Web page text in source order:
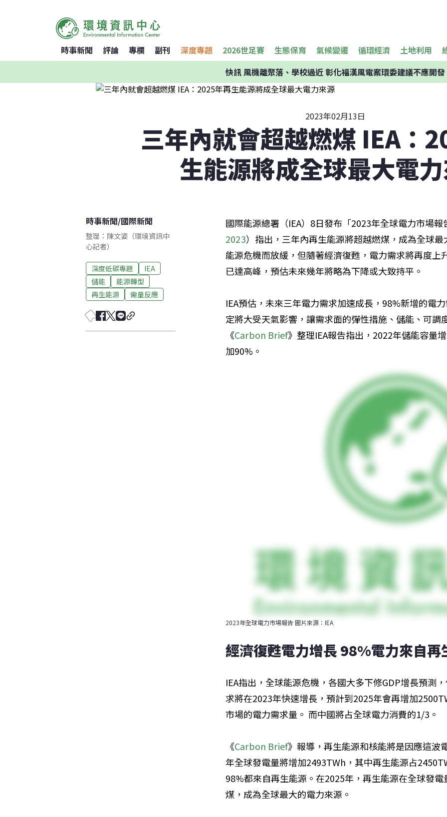
時事新聞 評論 專欄 副刊 深度專題 2026世足賽 生態保育 氣候變遷 循環經濟 土地利用
快訊風機離聚落、學校過近 彰化福漢風電案環委建議不應開發
2023年02月13日
三年內就會超越燃煤 IEA：
生能源將成全球最大電
時事新聞/國際新聞
整理：陳文姿（環境資訊中
心記者）
深度低碳專題
IEA
儲能
能源轉型
再生能源
需量反應
國際能源總署（IEA）8日發布「2023年全球電力市場報
2023）指出，三年內再生能源將超越燃煤，成為全球
能源危機而放緩，但隨著經濟復甦，電力需求將再度上
已達高峰，預估未來幾年將略為下降或大致持平。
IEA預估，未來三年電力需求加速成長，98%新增的電
定將大受天氣影響，讓需求面的彈性措施、儲能、可調
《Carbon Brief》整理IEA報告指出，2022年儲能容量
加90%。
2023年全球電力市場報告 圖片來源：IEA
經濟復甦電力增長 98%電力來自再
IEA指出，全球能源危機，各國大多下修GDP增長預測
求將在2023年快速增長，預計到2025年會再增加
市場的電力需求量。 而中國將占全球電力消費的1/3。
《Carbon Brief》報導，再生能源和核能將是因應這波
年全球發電量將增加2493TWh，其中再生能源占
98%都來自再生能源。在2025年，再生能源在全球發
煤，成為全球最大的電力來源。